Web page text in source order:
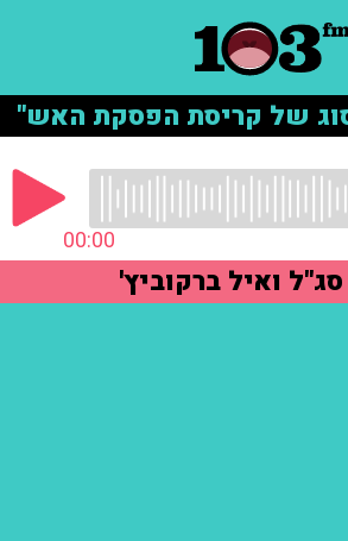
סוג של קריסת הפסקת האש"
00:00
ואיל ברקוביץ'